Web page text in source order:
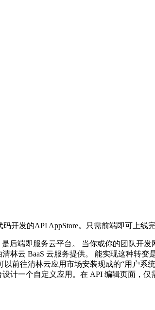
开发的API AppStore。只需前端即可上线完
是后端即服务云平台。 当你或你的团队
林云 BaaS 云服务提供。 能实现这种转
以前往清林云应用市场安装现成的“用户
计一个自定义应用。在 API 编辑页面，仅